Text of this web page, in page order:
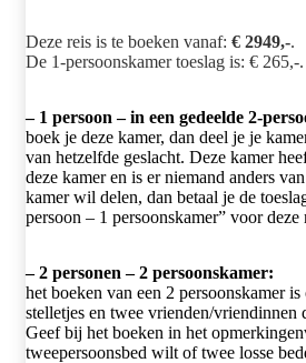
Deze reis is te boeken vanaf: € 2949,-.
De 1-persoonskamer toeslag is: € 265,-.
– 1 persoon – in een gedeelde 2-
boek je deze kamer, dan deel je je
van hetzelfde geslacht. Deze kamer
deze kamer en is er niemand anders
kamer wil delen, dan betaal je de
persoon – 1 persoonskamer” voor deze
– 2 personen – 2 persoonskamer:
het boeken van een 2 persoonskamer
stelletjes en twee vrienden/vriendinnen
Geef bij het boeken in het
tweepersoonsbed wilt of twee losse